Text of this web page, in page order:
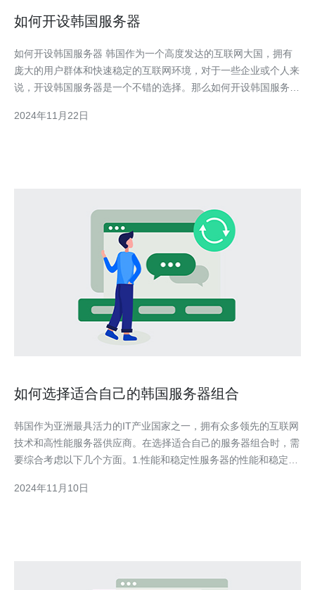
如何开设韩国服务器
如何开设韩国服务器 韩国作为一个高度发达的互联网大国，拥有
庞大的用户群体和快速稳定的互联网环境，对于一些企业或个人来
说，开设韩国服务器是一个不错的选择。那么如何开设韩国服务器
韩国服务器提供商。在选择时可以考虑一些知名度较高、口碑较好
2024年11月22日
如何选择适合自己的韩国服务器组合
韩国作为亚洲最具活力的IT产业国家之一，拥有众多领先的互联网
技术和高性能服务器供应商。在选择适合自己的服务器组合时，需
要综合考虑以下几个方面。1.性能和稳定性服务器的性能和稳定性
的要求不同，因此需要根据自己的需求选择适合的服务器配置。一
2024年11月10日